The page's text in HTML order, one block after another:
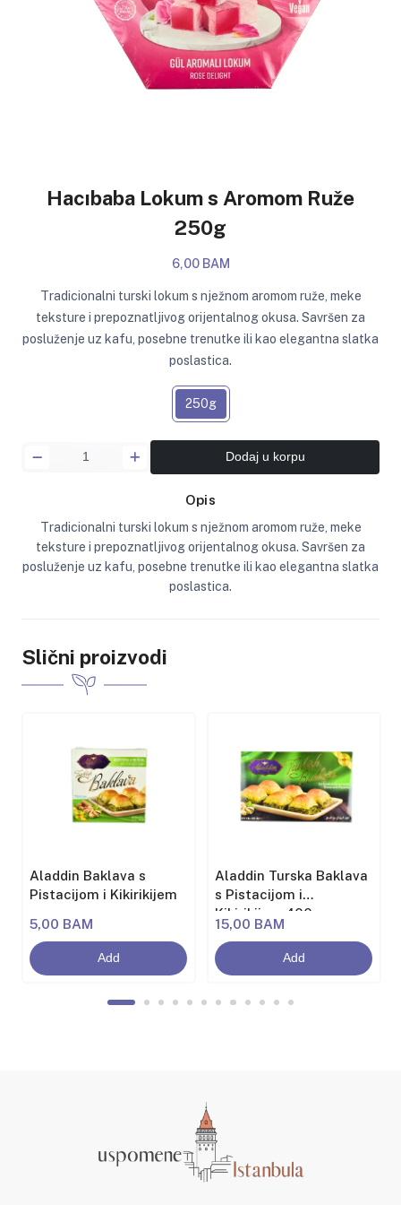
Hacıbaba Lokum s Aromom Ruže
250g
6,00 BAM
Tradicionalni turski lokum s nježnom aromom ruže, meke
teksture i prepoznatljivog orijentalnog okusa. Savršen za
posluženje uz kafu, posebne trenutke ili kao elegantna slatka
poslastica.
250g
Dodaj u korpu
Opis
Tradicionalni turski lokum s nježnom aromom ruže, meke
teksture i prepoznatljivog orijentalnog okusa. Savršen za
posluženje uz kafu, posebne trenutke ili kao elegantna slatka
poslastica.
Slični proizvodi
Aladdin Baklava s
Pistacijom i Kikirikijem
5,00 BAM
Add
Aladdin Turska Baklava
s Pistacijom i
Kikirikijem 400g
15,00 BAM
Add